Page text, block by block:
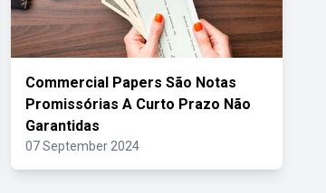
Commercial Papers São Notas
Promissórias A Curto Prazo Não
Garantidas
07 September 2024